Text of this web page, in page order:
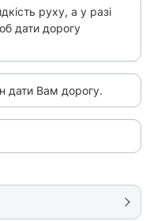
руху, а у разі
дати дорогу
дати Вам дорогу.